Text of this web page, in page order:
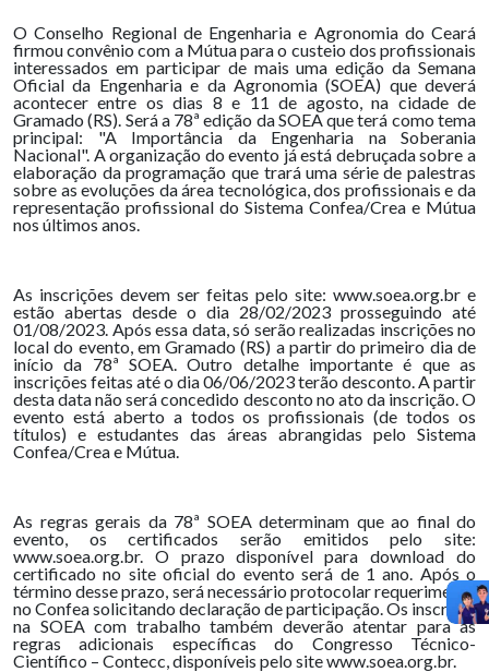
O Conselho Regional de Engenharia e Agronomia do Ceará
firmou convênio com a Mútua para o custeio dos profissionais
interessados em participar de mais uma edição da Semana
Oficial da Engenharia e da Agronomia (SOEA) que deverá
acontecer entre os dias 8 e 11 de agosto, na cidade de
Gramado (RS). Será a 78ª edição da SOEA que terá como tema
principal: "A Importância da Engenharia na Soberania
Nacional". A organização do evento já está debruçada sobre a
elaboração da programação que trará uma série de palestras
sobre as evoluções da área tecnológica, dos profissionais e da
representação profissional do Sistema Confea/Crea e Mútua
nos últimos anos.
As inscrições devem ser feitas pelo site: www.soea.org.br e
estão abertas desde o dia 28/02/2023 prosseguindo até
01/08/2023. Após essa data, só serão realizadas inscrições no
local do evento, em Gramado (RS) a partir do primeiro dia de
início da 78ª SOEA. Outro detalhe importante é que as
inscrições feitas até o dia 06/06/2023 terão desconto. A partir
desta data não será concedido desconto no ato da inscrição. O
evento está aberto a todos os profissionais (de todos os
títulos) e estudantes das áreas abrangidas pelo Sistema
Confea/Crea e Mútua.
As regras gerais da 78ª SOEA determinam que ao final do
evento, os certificados serão emitidos pelo site:
www.soea.org.br. O prazo disponível para download do
certificado no site oficial do evento será de 1 ano. Após o
término desse prazo, será necessário protocolar requerimento
no Confea solicitando declaração de participação. Os inscritos
na SOEA com trabalho também deverão atentar para as
regras adicionais específicas do Congresso Técnico-
Científico – Contecc, disponíveis pelo site www.soea.org.br.